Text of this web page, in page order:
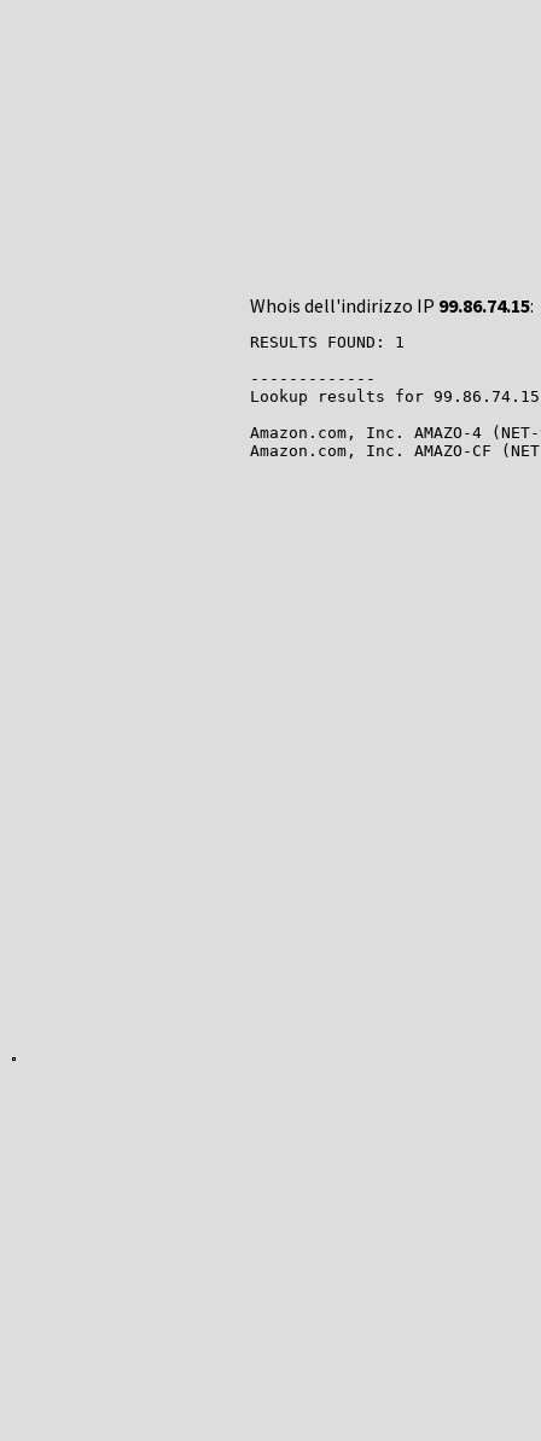
Whois dell'indirizzo IP 99.86.74.15:
RESULTS FOUND: 1
-------------
Lookup results for
Amazon.com, Inc. AMAZO-4
Amazon.com, Inc. AMAZO-CF